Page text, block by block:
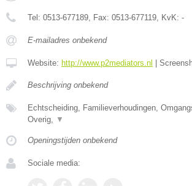
Tel: 0513-677189 , Fax: 0513-677119 , KvK: -
E-mailadres onbekend
Website: http://www.p2mediators.nl
Beschrijving onbekend
Echtscheiding, Familieverhoudingen,
Overig,
▼
Openingstijden onbekend
Sociale media: